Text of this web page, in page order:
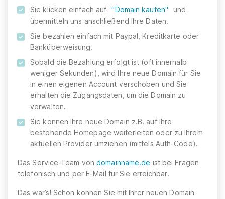
Sie klicken einfach auf
"Domain kaufen"
und
übermitteln uns anschließend Ihre Daten.
Sie bezahlen einfach mit Paypal, Kreditkarte oder
Banküberweisung.
Sobald die Bezahlung erfolgt ist (oft innerhalb
weniger Sekunden), wird Ihre neue Domain für Sie
in einen eigenen Account verschoben und Sie
erhalten die Zugangsdaten, um die Domain zu
verwalten.
Sie können Ihre neue Domain z.B. auf Ihre
bestehende Homepage weiterleiten oder zu Ihrem
aktuellen Provider umziehen (mittels Auth-Code).
Das Service-Team vondomainname.de ist bei Fragen
telefonisch und per E-Mail für Sie erreichbar.
Das war’s! Schon können Sie mit Ihrer neuen Domain